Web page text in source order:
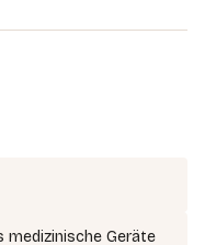
medizinische Geräte